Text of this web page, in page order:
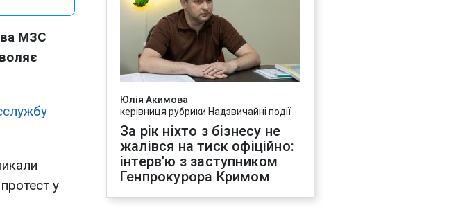
МЗС
у
Юлія Акимова
керівниця рубрики Надзвичайні події
За рік ніхто з бізнесу не
жалівся на тиск офіційно:
інтерв'ю з заступником
Генпрокурора Кримом